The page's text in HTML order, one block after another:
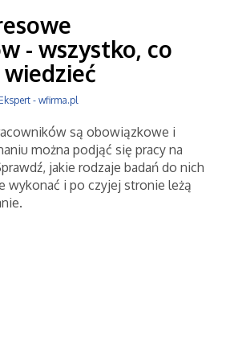
- wszystko, co
Ekspert - wfirma.pl
są obowiązkowe i
można podjąć się pracy na
jakie rodzaje badań do nich
wykonać i po czyjej stronie leżą